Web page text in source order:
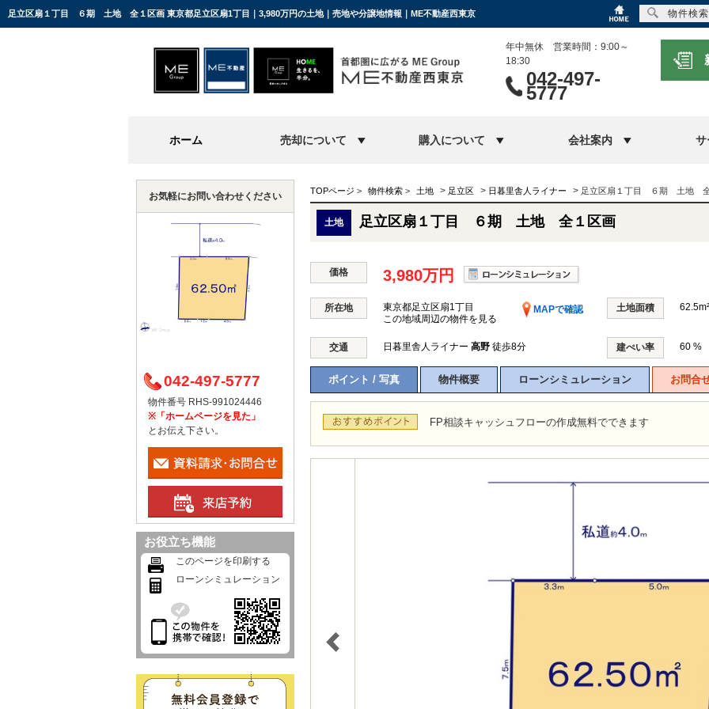
足立区扇１丁目 ６期 土地 全１区画 東京都足立区扇1丁目｜3,980万円の土地｜売地や分譲地情報｜ME不動産西東京
年中無休 営業時間：9:00～
18:30
042-497-
5777
ホーム 売却について 購入について 会社案内
TOPページ > 物件検索 > 土地 > 足立区 > 日暮里舎人ライナー > 足立区扇１丁目 ６期 土地
土地 足立区扇１丁目 ６期 土地 全１区画
価格 3,980万円
所在地 東京都足立区扇1丁目
MAPで確認
この地域周辺の物件を見る
土地面積
交通 日暮里舎人ライナー 高野 徒歩8分 建ぺい率 60 %
ポイント / 写真 物件概要 ローンシミュレーション お問合
FP相談キャッシュフローの作成無料でできます
お気軽にお問い合わせください
042-497-5777
物件番号 RHS-991024446
※「ホームページを見た」
とお伝え下さい。
お役立ち機能
このページを印刷する
ローンシミュレーション
物件検索